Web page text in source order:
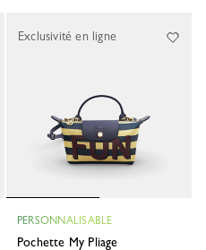
PERSONNALISABLE
Pochette My Pliage
Exclusivité en ligne